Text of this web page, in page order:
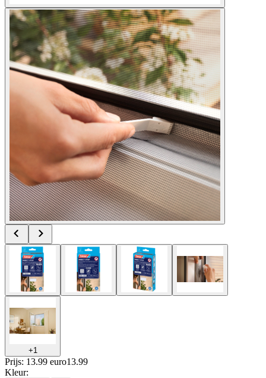
+1
Prijs: 13.99 euro13.99
Kleur: